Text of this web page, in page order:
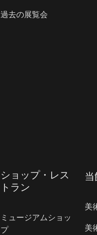
過去の展覧会
ショップ・レス
トラン
ミュージアムショッ
プ
美
美